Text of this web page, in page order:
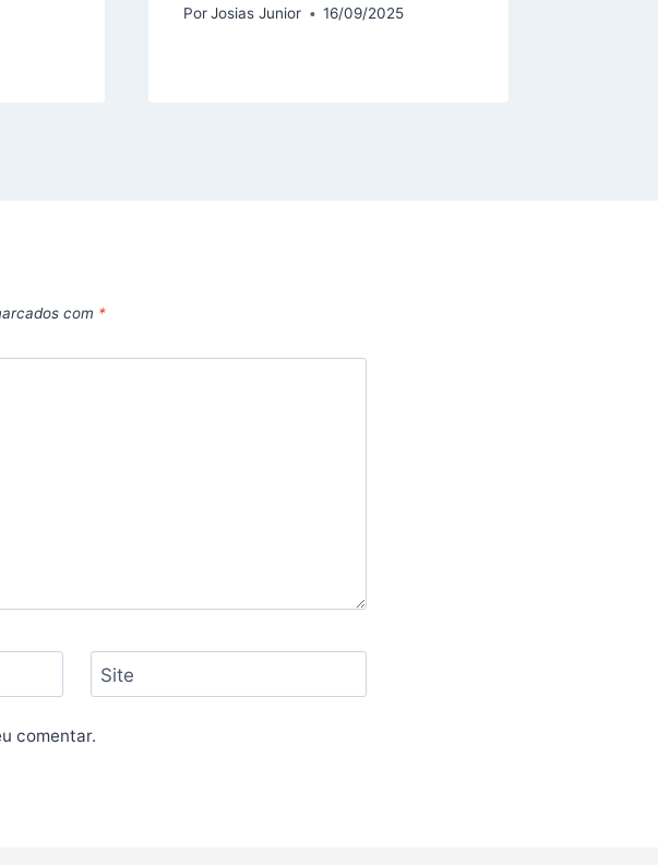
Por Josias Junior 16/09/2025
com *
Site
comentar.